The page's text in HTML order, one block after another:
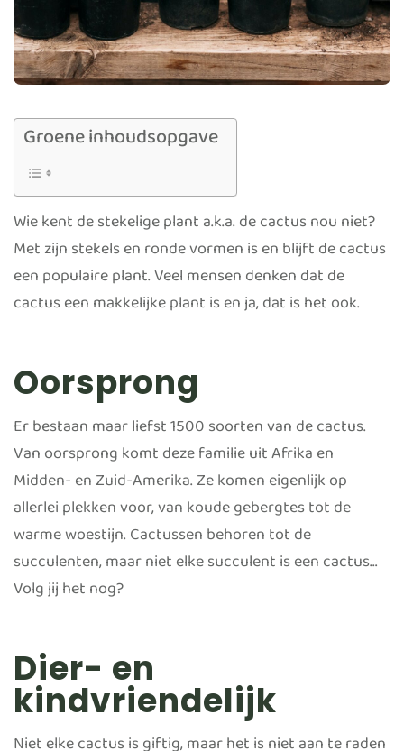
Groene inhoudsopgave
Wie kent de stekelige plant a.k.a. de cactus nou niet?
Met zijn stekels en ronde vormen is en blijft de cactus
een populaire plant. Veel mensen denken dat de
cactus een makkelijke plant is en ja, dat is het ook.
Oorsprong
Er bestaan maar liefst 1500 soorten van de cactus.
Van oorsprong komt deze familie uit Afrika en
Midden- en Zuid-Amerika. Ze komen eigenlijk op
allerlei plekken voor, van koude gebergtes tot de
warme woestijn. Cactussen behoren tot de
succulenten, maar niet elke succulent is een cactus…
Volg jij het nog?
Dier- en
kindvriendelijk